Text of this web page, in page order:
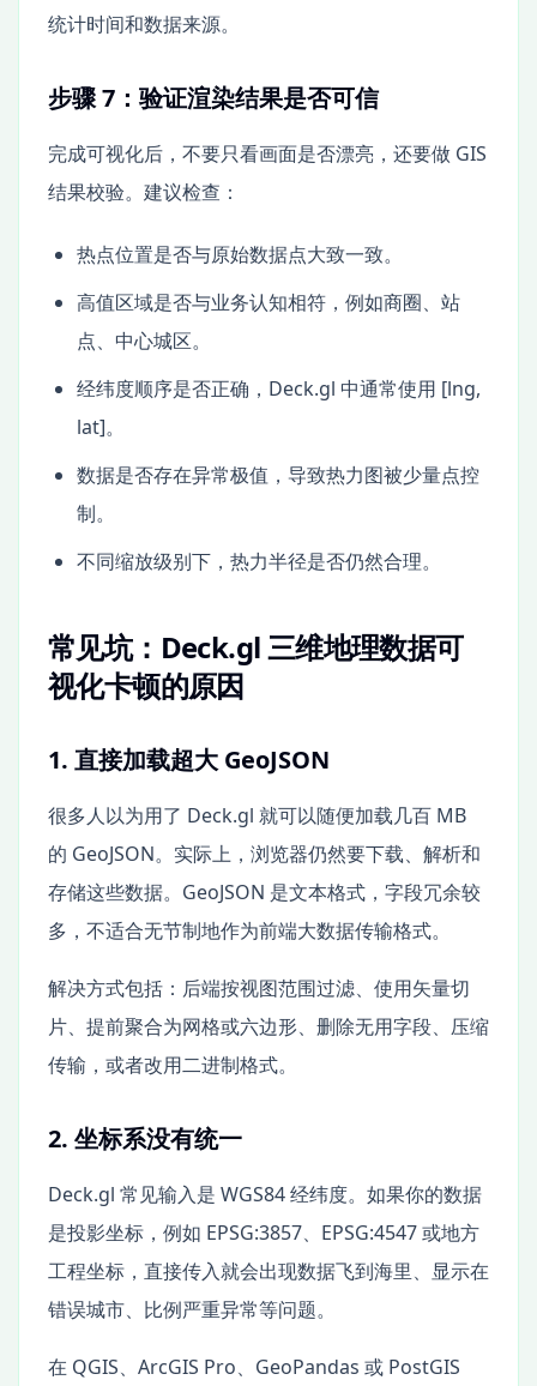
统计时间和数据来源。
步骤 7：验证渲染结果是否可信
完成可视化后，不要只看画面是否漂亮，还要做 GIS
结果校验。建议检查：
热点位置是否与原始数据点大致一致。
高值区域是否与业务认知相符，例如商圈、站
点、中心城区。
经纬度顺序是否正确，Deck.gl 中通常使用 [lng,
lat]。
数据是否存在异常极值，导致热力图被少量点控
制。
不同缩放级别下，热力半径是否仍然合理。
常见坑：Deck.gl 三维地理数据可
视化卡顿的原因
1. 直接加载超大 GeoJSON
很多人以为用了 Deck.gl 就可以随便加载几百 MB
的 GeoJSON。实际上，浏览器仍然要下载、解析和
存储这些数据。GeoJSON 是文本格式，字段冗余较
多，不适合无节制地作为前端大数据传输格式。
解决方式包括：后端按视图范围过滤、使用矢量切
片、提前聚合为网格或六边形、删除无用字段、压缩
传输，或者改用二进制格式。
2. 坐标系没有统一
Deck.gl 常见输入是 WGS84 经纬度。如果你的数据
是投影坐标，例如 EPSG:3857、EPSG:4547 或地方
工程坐标，直接传入就会出现数据飞到海里、显示在
错误城市、比例严重异常等问题。
在 QGIS、ArcGIS Pro、GeoPandas 或 PostGIS